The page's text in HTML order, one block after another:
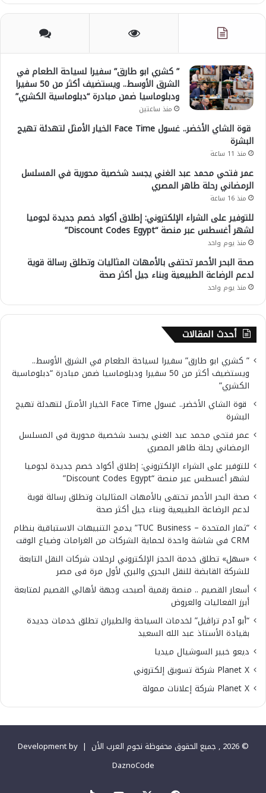
” كشري ابو طارق” سفيرا لسياحة الطعام في
الشرق الأوسط.. ويستضيف أكثر من 50 سفيرا
ودبلوماسيا ضمن مبادرة “دبلوماسية الكشري”
منذ ساعتين
قوة الشاي الأخضر.. غسول Face Time الخيار الأمثل لتهدئة تهيج
البشرة
منذ 11 ساعة
عمر فتحي محمد عبد الغني يجسد شخصية محورية في المسلسل
الرمضاني رحلة طاهر المصري
منذ 16 ساعة
للتوفير على الشراء الإلكتروني: إطلاق أكواد خصم جديدة لجوميا
لشهر أغسطس عبر منصة “Discount Codes Egypt”
منذ يوم واحد
صحة البحر الأحمر تحتفى بالأمهات المثاليات وتطلق رسالة قوية
لدعم الرضاعة الطبيعية وبناء جيل أكثر صحة
منذ يوم واحد
أحدث المقالات
” كشري ابو طارق” سفيرا لسياحة الطعام في الشرق الأوسط..
ويستضيف أكثر من 50 سفيرا ودبلوماسيا ضمن مبادرة “دبلوماسية
الكشري”
قوة الشاي الأخضر.. غسول Face Time الخيار الأمثل لتهدئة تهيج
البشرة
عمر فتحي محمد عبد الغني يجسد شخصية محورية في المسلسل
الرمضاني رحلة طاهر المصري
للتوفير على الشراء الإلكتروني: إطلاق أكواد خصم جديدة لجوميا
لشهر أغسطس عبر منصة “Discount Codes Egypt”
صحة البحر الأحمر تحتفى بالأمهات المثاليات وتطلق رسالة قوية
لدعم الرضاعة الطبيعية وبناء جيل أكثر صحة
“ثمار المتحدة – TUC Business” يدمج التنبيهات الاستباقية بنظام
CRM في شاشة واحدة لحماية الشركات من الغرامات وضياع الوقت
«سهل» تطلق خدمة الحجز الإلكتروني لرحلات شركات النقل التابعة
للشركة القابضة للنقل البحري والبري لأول مرة فى مصر
أسعار القصيم .. منصة رقمية أصبحت وجهة لأهالي القصيم لمتابعة
أبرز الفعاليات والعروض
“أبو آدم تراڤيل” لخدمات السياحة والطيران تطلق خدمات جديدة
بقيادة الأستاذ عبد الله السعيد
ديعو خبير السوشيال ميديا
Planet X شركة تسويق إلكتروني
Planet X شركة إعلانات ممولة
© 2026 , جميع الحقوق محفوظة نجوم العرب الأن |
Development by
DaznoCode